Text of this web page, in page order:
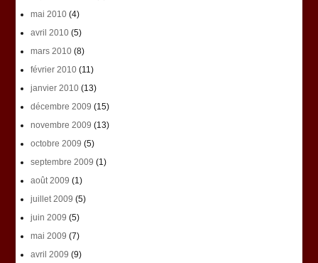
mai 2010(4)
avril 2010(5)
mars 2010(8)
février 2010(11)
janvier 2010(13)
décembre 2009 (15)
novembre 2009 (13)
octobre 2009 (5)
septembre 2009 (1)
août 2009 (1)
juillet 2009 (5)
juin 2009 (5)
mai 2009 (7)
avril 2009 (9)